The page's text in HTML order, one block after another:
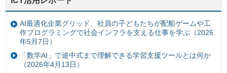
AI最適化企業グリッド、社員の子どもたちが配船ゲームや工
作プログラミングで社会インフラを支える仕事を学ぶ（2026
年5月7日）
「数学AI」で途中式まで理解できる学習支援ツールとは何か
（2026年4月13日）